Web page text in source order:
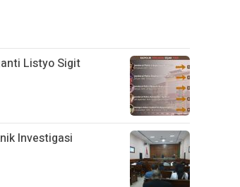
Listyo Sigit
Investigasi